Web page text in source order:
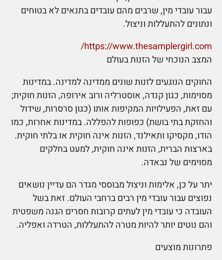
עבור עובדי מין, שרבים מהם עובדים בתנאים לא בטוחים
ונתונים להתעללות וניצול.
https://www.thesamplergirl.com/
המצב הנוכחי של הזנות בעולם
החוקים הנוגעים לזנות שונים ממדינה למדינה. במדינות
מסוימות, כגון קנדה, אוסטרליה ורוב אירופה, הזנות חוקית;
עם זאת, הפעילויות המקיפות אותו (כגון סרסרות, שידול
והחזקת בתי בושת) כפופות להפללה. במדינות אחרות, כמו
הודו, מקסיקו ותאילנד, הזנות אינה חוקית או בלתי חוקית.
בארצות הברית, הזנות אינה חוקית, למעט בחלקים
מסוימים של נבאדה.
יתר על כן, אלימות וניצול מבוססי מגדר הם עדיין נושאים
נפוצים עבור עובדי מין רבים ברחבי העולם. זאת בשל
העובדה כי עובדי מין לעתים קרובות חסרים הגנה משפטית
והם נוטים יותר להיות מטרה להתעללות, הטרדה ואפליה.
פתרונות מוצעים